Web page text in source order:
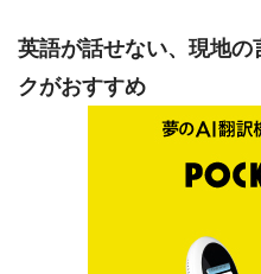
英語が話せない、現地
クがおすすめ